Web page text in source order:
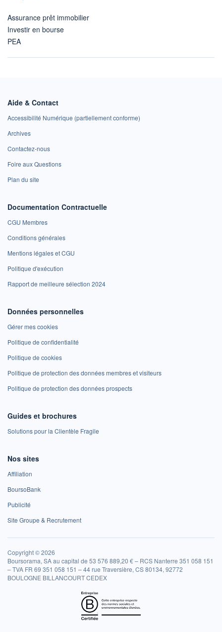
Assurance prêt immobilier
Investir en bourse
PEA
Aide & Contact
Accessibilité Numérique (partiellement conforme)
Archives
Contactez-nous
Foire aux Questions
Plan du site
Documentation Contractuelle
CGU Membres
Conditions générales
Mentions légales et CGU
Politique d'exécution
Rapport de meilleure sélection 2024
Données personnelles
Gérer mes cookies
Politique de confidentialité
Politique de cookies
Politique de protection des données membres et visiteurs
Politique de protection des données prospects
Guides et brochures
Solutions pour la Clientèle Fragile
Nos sites
Affiliation
BoursoBank
Publicité
Site Groupe & Recrutement
Copyright © 2026
Boursorama, SA au capital de 53 576 889,20 € – RCS Nanterre 351 058 151
– TVA FR 69 351 058 151 – 44 rue Traversière, CS 80134, 92772
BOULOGNE BILLANCOURT CEDEX